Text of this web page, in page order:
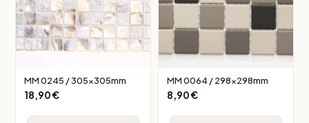
MM 0245 / 305x305mm
18,90€
MM 0064 / 298x298mm
8,90€